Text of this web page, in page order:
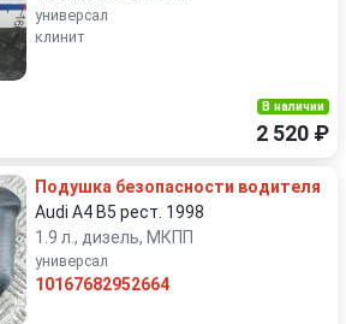
универсал
клинит
В наличии
2 520 ₽
Подушка безопасности водителя
Audi A4 B5 рест. 1998
1.9 л., дизель, МКПП
универсал
10167682952664